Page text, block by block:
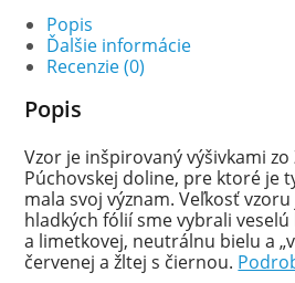
Popis
Ďalšie informácie
Recenzie (0)
Popis
Vzor je inšpirovaný výšivkami zo
Púchovskej doline, pre ktoré je
mala svoj význam. Veľkosť vzoru
hladkých fólií sme vybrali
a limetkovej, neutrálnu bielu a
červenej a žltej s čiernou.